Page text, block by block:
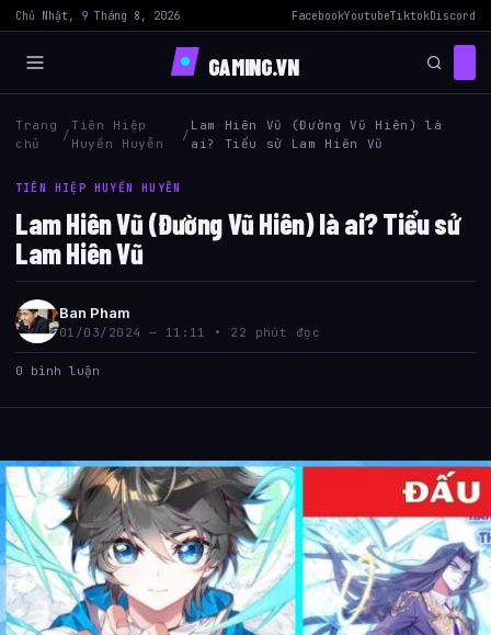
Chủ Nhật, 9 Tháng 8, 2026 FacebookYoutubeTiktokDiscord
GAMING.VN
Trang
chủ
/
Tiên Hiệp
Huyền Huyễn
/
Lam Hiên Vũ (Đường Vũ Hiên) là
ai? Tiểu sử Lam Hiên Vũ
TIÊN HIỆP HUYỀN HUYỄN
Lam Hiên Vũ (Đường Vũ Hiên) là ai? Tiểu sử
Lam Hiên Vũ
Ban Pham
01/03/2024 — 11:11 • 22 phút đọc
0 bình luận